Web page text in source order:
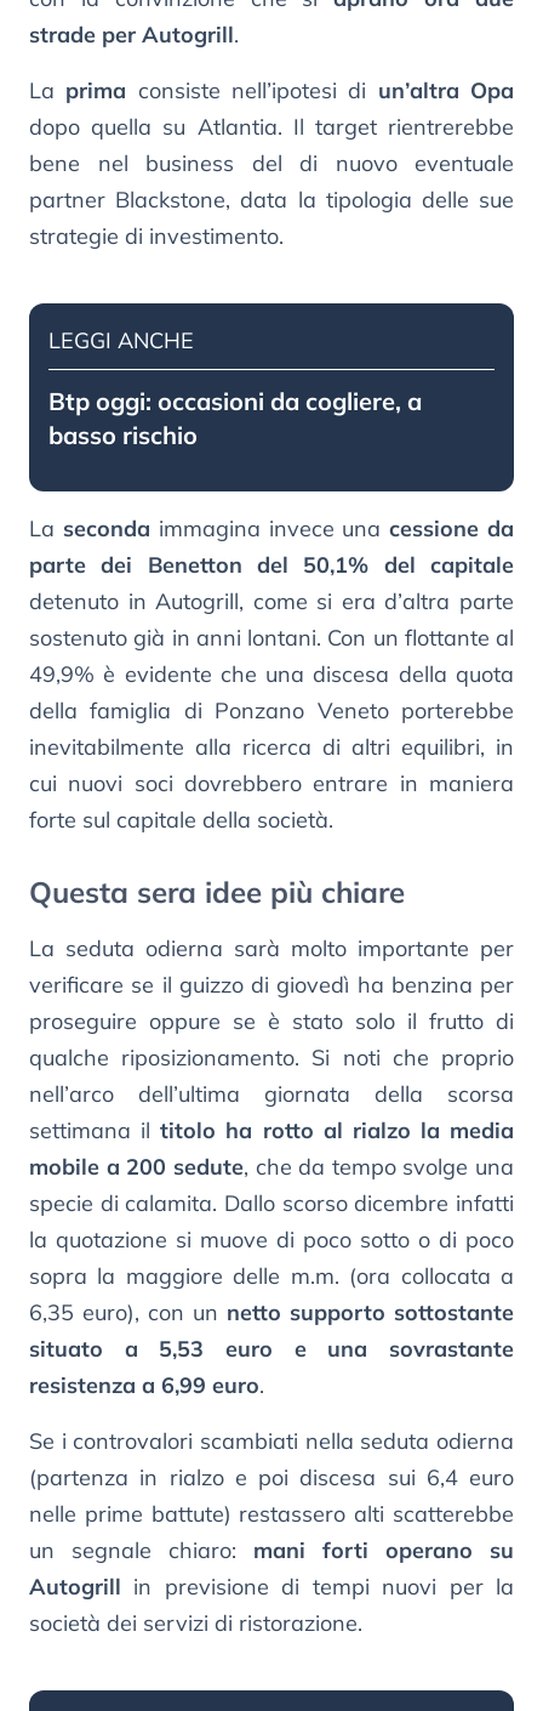
strade per Autogrill.
La prima consiste nell’ipotesi di un’altra Opa
dopo quella su Atlantia. Il target rientrerebbe
bene nel business del di nuovo eventuale
partner Blackstone, data la tipologia delle sue
strategie di investimento.
LEGGI ANCHE
Btp oggi: occasioni da cogliere, a
basso rischio
La seconda immagina invece unacessione da
parte dei Benetton del 50,1% del capitale
detenuto in Autogrill, come si era d’altra parte
sostenuto già in anni lontani. Con un flottante al
49,9% è evidente che una discesa della quota
della famiglia di Ponzano Veneto porterebbe
inevitabilmente alla ricerca di altri equilibri, in
cui nuovi soci dovrebbero entrare in maniera
forte sul capitale della società.
Questa sera idee più chiare
La seduta odierna sarà molto importante per
verificare se il guizzo di giovedì ha benzina per
proseguire oppure se è stato solo il frutto di
qualche riposizionamento. Si noti che proprio
nell’arco dell’ultima giornata della scorsa
settimana iltitolo ha rotto al rialzo la media
mobile a 200 sedute, che da tempo svolge una
specie di calamita. Dallo scorso dicembre infatti
la quotazione si muove di poco sotto o di poco
sopra la maggiore delle m.m. (ora collocata a
6,35 euro), con un netto supporto sottostante
situato a 5,53 euro e una sovrastante
resistenza a 6,99 euro.
Se i controvalori scambiati nella seduta odierna
(partenza in rialzo e poi discesa sui 6,4 euro
nelle prime battute) restassero alti scatterebbe
un segnale chiaro: mani forti operano su
Autogrill in previsione di tempi nuovi per la
società dei servizi di ristorazione.